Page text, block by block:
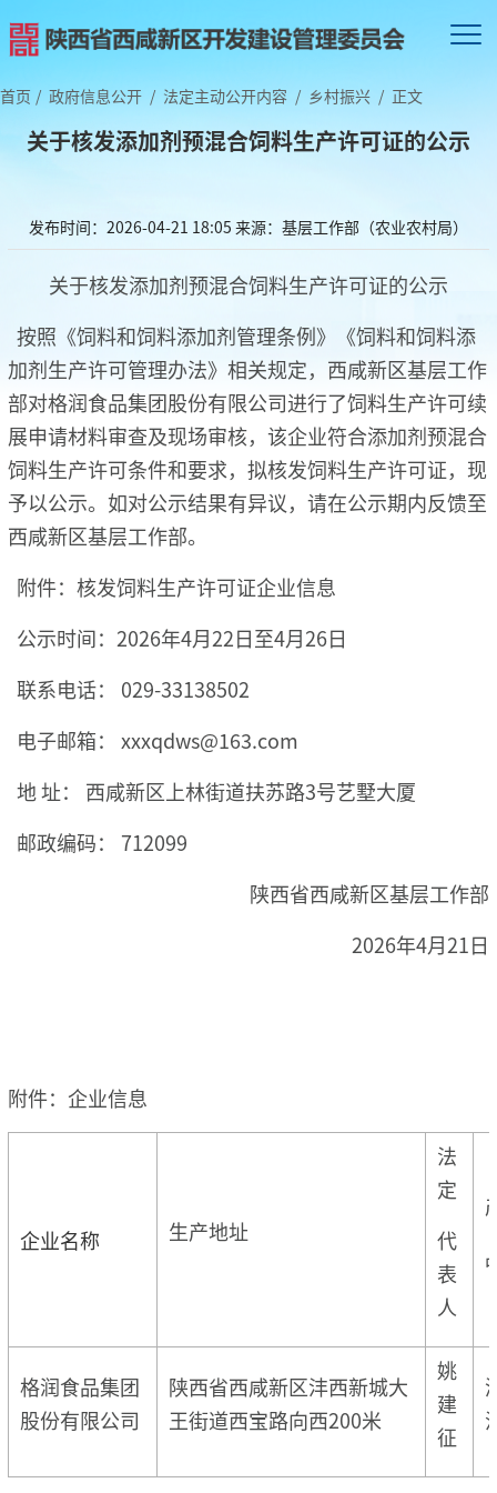
首页 / 政府信息公开 / 法定主动公开内容 / 乡村振兴 / 正文
关于核发添加剂预混合饲料生产许可证的公示
发布时间：2026-04-21 18:05 来源：基层工作部（农业农村局）
关于核发添加剂预混合饲料生产许可证的公示
按照《饲料和饲料添加剂管理条例》《饲料和饲料添
加剂生产许可管理办法》相关规定，西咸新区基层工作
部对格润食品集团股份有限公司进行了饲料生产许可续
展申请材料审查及现场审核，该企业符合添加剂预混合
饲料生产许可条件和要求，拟核发饲料生产许可证，现
予以公示。如对公示结果有异议，请在公示期内反馈至
西咸新区基层工作部。
附件：核发饲料生产许可证企业信息
公示时间：2026年4月22日至4月26日
联系电话： 029-33138502
电子邮箱： xxxqdws@163.com
地 址： 西咸新区上林街道扶苏路3号艺墅大厦
邮政编码： 712099
陕西省西咸新区基层工作部
2026年4月21日
附件：企业信息
企业名称 生产地址
法
定
代
表
人
格润食品集团
股份有限公司
陕西省西咸新区沣西新城大
王街道西宝路向西200米
姚
建
征